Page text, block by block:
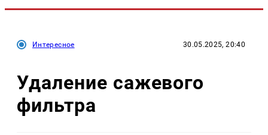
Интересное 30.05.2025, 20:40
Удаление сажевого
фильтра